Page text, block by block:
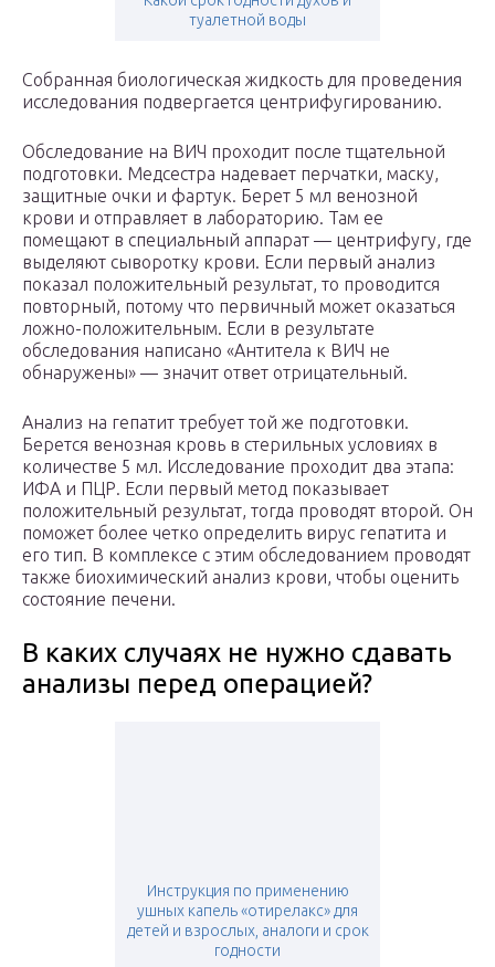
туалетной воды
Собранная биологическая жидкость для проведения
исследования подвергается центрифугированию.
Обследование на ВИЧ проходит после тщательной
подготовки. Медсестра надевает перчатки, маску,
защитные очки и фартук. Берет 5 мл венозной
крови и отправляет в лабораторию. Там ее
помещают в специальный аппарат — центрифугу, где
выделяют сыворотку крови. Если первый анализ
показал положительный результат, то проводится
повторный, потому что первичный может оказаться
ложно-положительным. Если в результате
обследования написано «Антитела к ВИЧ не
обнаружены» — значит ответ отрицательный.
Анализ на гепатит требует той же подготовки.
Берется венозная кровь в стерильных условиях в
количестве 5 мл. Исследование проходит два этапа:
ИФА и ПЦР. Если первый метод показывает
положительный результат, тогда проводят второй. Он
поможет более четко определить вирус гепатита и
его тип. В комплексе с этим обследованием проводят
также биохимический анализ крови, чтобы оценить
состояние печени.
В каких случаях не нужно сдавать
анализы перед операцией?
Инструкция по применению
ушных капель «отирелакс» для
детей и взрослых, аналоги и срок
годности